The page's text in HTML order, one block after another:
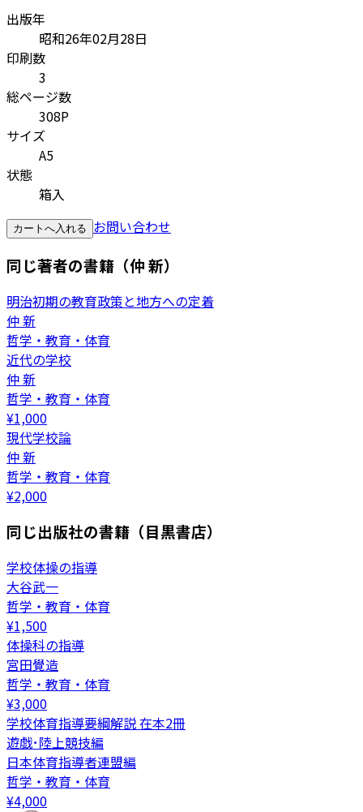
出版年
昭和26年02月28日
印刷数
3
総ページ数
308P
サイズ
A5
状態
箱入
カートへ入れる お問い合わせ
同じ著者の書籍（仲 新）
明治初期の教育政策と地方への定着
仲 新
哲学・教育・体育
近代の学校
仲 新
哲学・教育・体育
¥1,000
現代学校論
仲 新
哲学・教育・体育
¥2,000
同じ出版社の書籍（目黒書店）
学校体操の指導
大谷武一
哲学・教育・体育
¥1,500
体操科の指導
宮田覺造
哲学・教育・体育
¥3,000
学校体育指導要綱解説 在本2冊
遊戯･陸上競技編
日本体育指導者連盟編
哲学・教育・体育
¥4,000